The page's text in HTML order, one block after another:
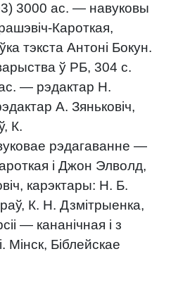
3000 ас. — навуковы
Кароткая,
тэкста Антоні Бокун.
ў РБ, 304 с.
— рэдактар Н.
А. Зяньковіч,
К.
рэдагаванне —
і Джон Элволд,
карэктары: Н. Б.
К. Н. Дзмітрыенка,
— кананічная і з
Мінск, Біблейскае